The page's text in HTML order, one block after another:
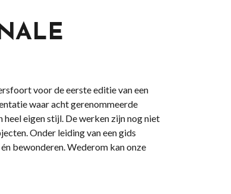
voor de eerste editie van een
waar acht gerenommeerde
heel eigen stijl. De werken zijn nog niet
Onder leiding van een gids
bewonderen. Wederom kan onze